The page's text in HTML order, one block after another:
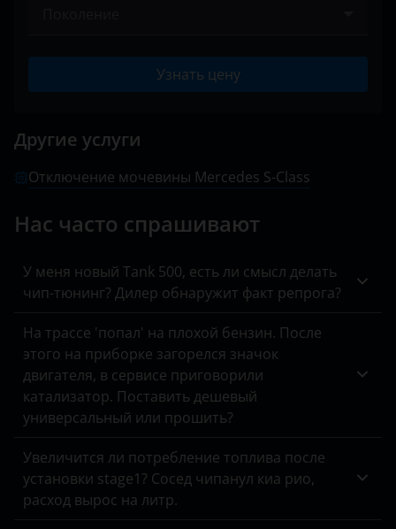
Brilliance
BYD
Cadillac
Chery
Chevrolet
Chrysler
Citroen
Datsun
C-класс
C-класс AMG
CL-класс AMG
CLA-класс AMG
CLC-класс
CLK-класс
CLK-класс AMG
VII (W223) 2020 – н.в.
Узнать цену
Другие услуги
Отключение мочевины Mercedes S-Class
Нас часто спрашивают
У меня новый Tank 500, есть ли смысл делать
чип-тюнинг? Дилер обнаружит факт репрога?
На трассе 'попал' на плохой бензин. После
этого на приборке загорелся значок
двигателя, в сервисе приговорили
катализатор. Поставить дешевый
универсальный или прошить?
Увеличится ли потребление топлива после
установки stage1? Сосед чипанул киа рио,
расход вырос на литр.